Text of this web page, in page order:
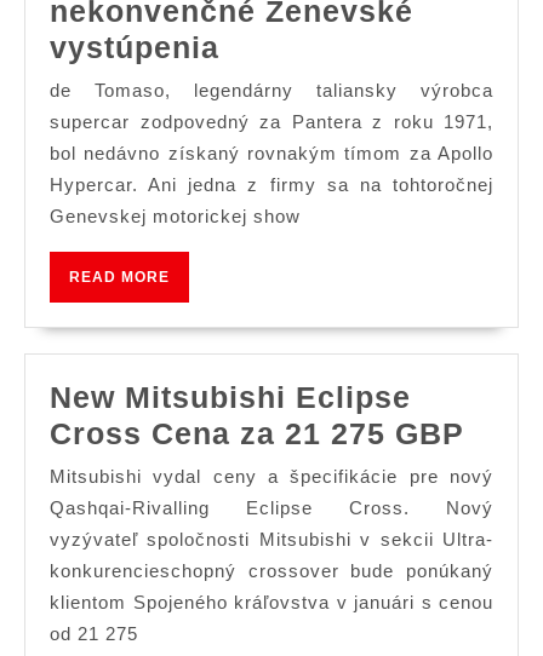
nekonvenčné Ženevské
vystúpenia
Tomaso
a
Apollo
robia
nekonvenčné
de Tomaso, legendárny taliansky výrobca
supercar zodpovedný za Pantera z roku 1971,
bol nedávno získaný rovnakým tímom za Apollo
Hypercar. Ani jedna z firmy sa na tohtoročnej
Genevskej motorickej show
READ MORE
New Mitsubishi Eclipse
Cross Cena za 21 275 GBP
Cena
za
Mitsubishi vydal ceny a špecifikácie pre nový
Qashqai-Rivalling Eclipse Cross. Nový
vyzývateľ spoločnosti Mitsubishi v sekcii Ultra-
konkurencieschopný crossover bude ponúkaný
klientom Spojeného kráľovstva v januári s cenou
od 21 275